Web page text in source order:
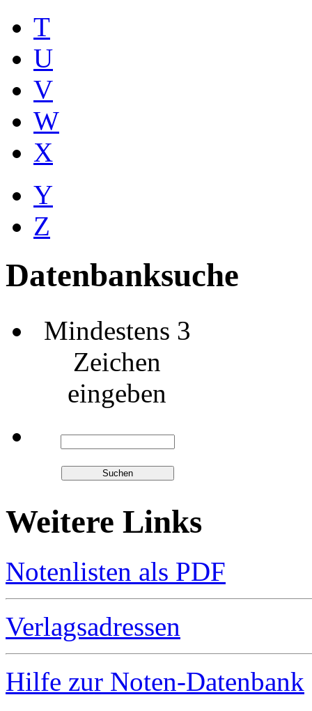
T
U
V
W
X
Y
Z
Datenbanksuche
Mindestens 3
Zeichen
eingeben
Weitere Links
Notenlisten als PDF
Verlagsadressen
Hilfe zur Noten-Datenbank